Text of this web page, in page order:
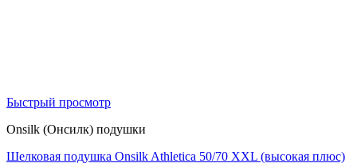
Быстрый просмотр
Onsilk (Онсилк) подушки
Шелковая подушка Onsilk Athletica 50/70 XXL (высокая плюс)